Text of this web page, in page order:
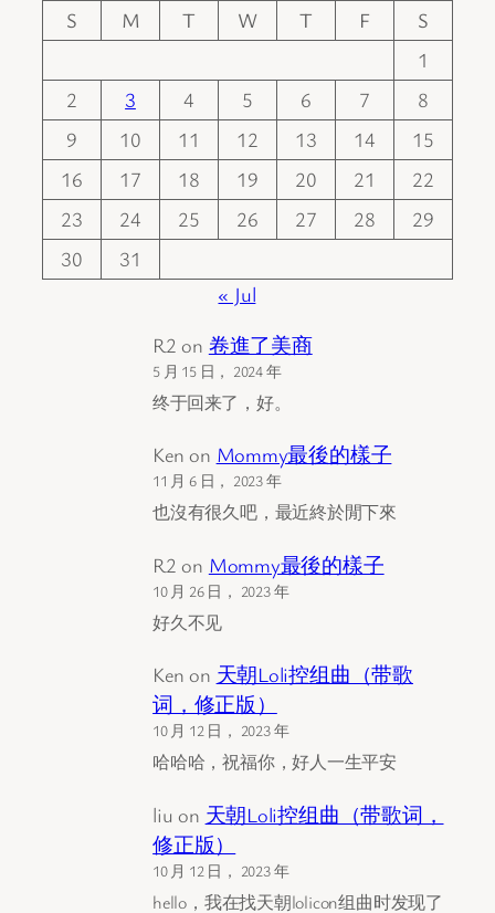
S
M T W T F
S
1
2
3 4 5 6 7
8
9
10 11 12 13 14
15
16
17 18 19 20 21
22
23
24 25 26 27 28
29
30
31
« Jul
R2 on 卷進了美商
5 月 15 日， 2024 年
终于回来了，好。
Ken on Mommy最後的樣子
11 月 6 日， 2023 年
也沒有很久吧，最近終於閒下來
R2 on Mommy最後的樣子
10 月 26 日， 2023 年
好久不见
Ken on 天朝Loli控组曲（带歌
词，修正版）
10 月 12 日， 2023 年
哈哈哈，祝福你，好人一生平安
liu on 天朝Loli控组曲（带歌词，
修正版）
10 月 12 日， 2023 年
hello，我在找天朝lolicon组曲时发现了